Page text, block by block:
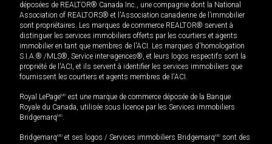
déposées de REALTOR® Canada Inc., une compagnie dont la National
Association of REALTORS® et l'Association canadienne de l’immobilier
sont propriétaires. Les marques de commerce REALTOR® servent à
distinguer les services immobiliers offerts par les courtiers et agents
immobilier en tant que membres de l'ACI. Les marques d'homologation
S.I.A.® /MLS®, Service inter-agences®, et leurs logos respectifs sont la
propriété de l'ACI, et ils servent à identifier les services immobiliers que
fournissent les courtiers et agents membres de l'ACI.
Royal LePageMD est une marque de commerce déposée de la Banque
Royale du Canada, utilisée sous licence par les Services immobiliers
BridgemarqMD.
BridgemarqMD et ses logos / Services immobiliers BridgemarqMD sont des